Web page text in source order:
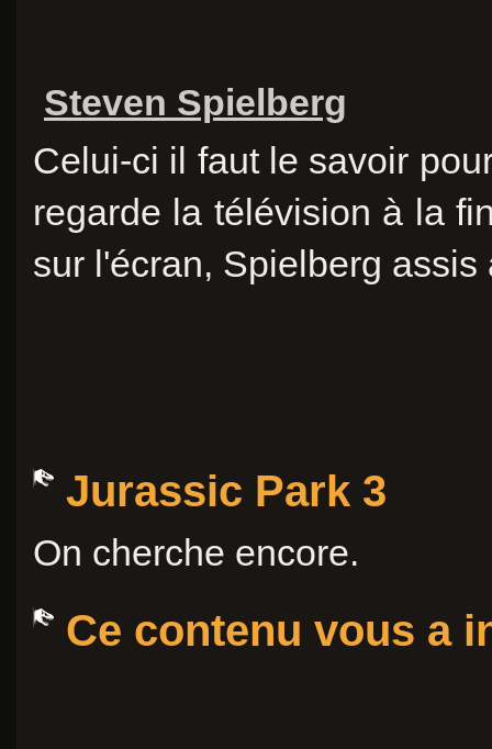
Steven Spielberg
Celui-ci il faut le savoir
regarde la télévision à la
sur l'écran, Spielberg
Jurassic Park 3
On cherche encore.
Ce contenu vous a